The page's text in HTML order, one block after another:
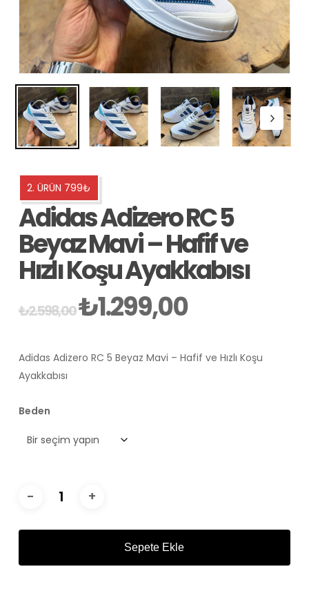
2. ÜRÜN 799₺
Adidas Adizero RC 5
Beyaz Mavi – Hafif ve
Hızlı Koşu Ayakkabısı
₺2.598,00Orijinal
₺2.598,00.
₺1.299,00Şu
fiyat:
₺1.299,00.
Adidas Adizero RC 5 Beyaz Mavi – Hafif ve Hızlı Koşu
Ayakkabısı
Beden
Sepete Ekle